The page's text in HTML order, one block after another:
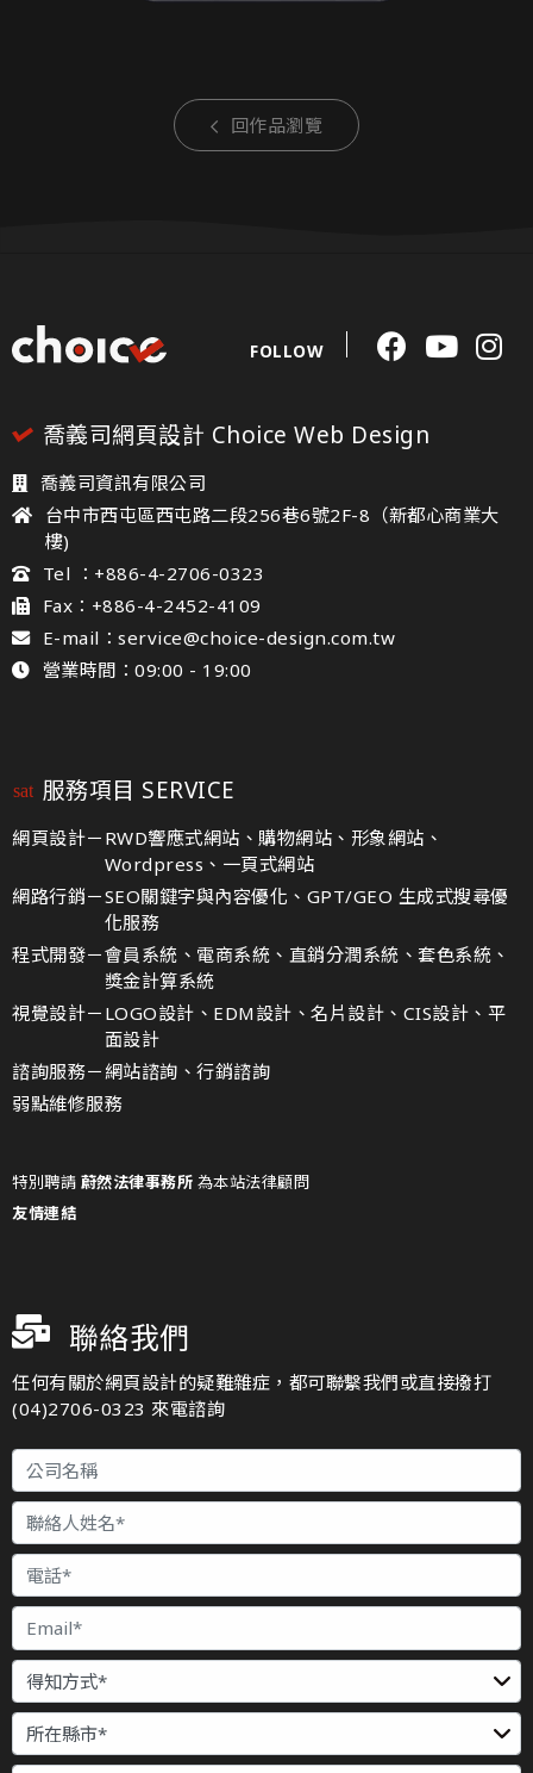
回作品瀏覽
FOLLOW
喬義司網頁設計 Choice Web Design
喬義司資訊有限公司
台中市西屯區西屯路二段256巷6號2F-8（新都心商業大
樓)
Tel ：+886-4-2706-0323
Fax：+886-4-2452-4109
E-mail：service@choice-design.com.tw
營業時間：09:00 - 19:00
服務項目 SERVICE
網頁設計－ RWD響應式網站、購物網站、形象網站、
Wordpress、一頁式網站
網路行銷－SEO關鍵字與內容優化、GPT/GEO 生成式搜尋優
化服務
程式開發－會員系統、電商系統、直銷分潤系統、套色系統、
獎金計算系統
視覺設計－ LOGO設計、EDM設計、名片設計、CIS設計、平
面設計
諮詢服務－網站諮詢、行銷諮詢
弱點維修服務
特別聘請 蔚然法律事務所 為本站法律顧問
友情連結
聯絡我們
任何有關於網頁設計的疑難雜症，都可聯繫我們或直接撥打
(04)2706-0323 來電諮詢